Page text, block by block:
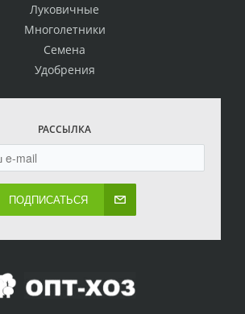
Луковичные
Многолетники
Семена
Удобрения
РАССЫЛКА
ПОДПИСАТЬСЯ